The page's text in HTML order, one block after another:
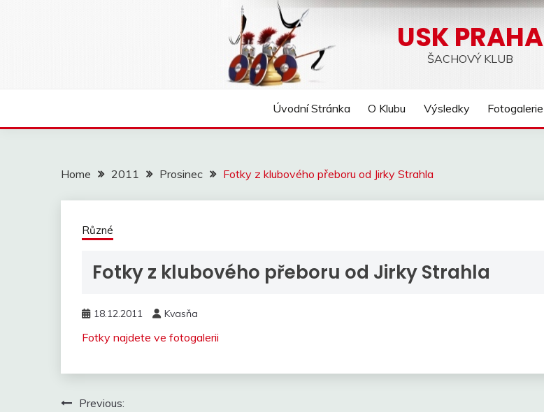
USK PRAHA
ŠACHOVÝ KLUB
Úvodní Stránka O Klubu Výsledky Fotogalerie
Home 2011 Prosinec Fotky z klubového přeboru od Jirky Strahla
Různé
Fotky z klubového přeboru od Jirky Strahla
18.12.2011 Kvasňa
Fotky najdete ve fotogalerii
Navigace
Previous: